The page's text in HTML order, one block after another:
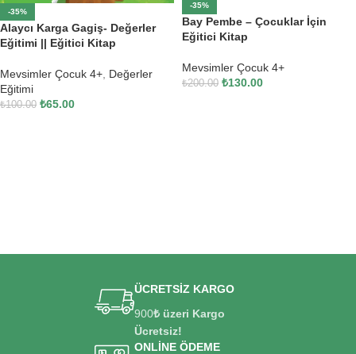
-35%
Alaycı Karga Gagiş- Değerler
Eğitimi || Eğitici Kitap
Mevsimler Çocuk 4+ Değerler
Eğitimi
₺100.00 ₺65.00
-35%
Bay Pembe – Çocuklar İçin
Eğitici Kitap
Mevsimler Çocuk 4+
₺200.00 ₺130.00
ÜCRETSİZ KARGO
900₺ üzeri Kargo
Ücretsiz!
ONLİNE ÖDEME